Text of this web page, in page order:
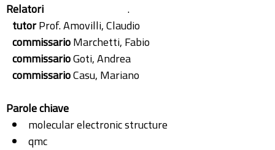
Relatori
.
tutorProf. Amovilli, Claudio
commissarioMarchetti, Fabio
commissarioGoti, Andrea
commissarioCasu, Mariano
Parole chiave
molecular electronic structure
qmc